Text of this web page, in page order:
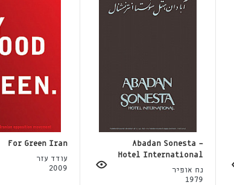
Abadan Sonesta -
Hotel International
נח אופיר
1979
For Green Iran
עודד עזר
2009